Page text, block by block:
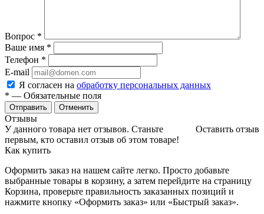
Вопрос *
Ваше имя *
Телефон *
E-mail
Я согласен на обработку персональных данных
* — Обязательные поля
Отменить
Отзывы
Оставить отзыв
У данного товара нет отзывов. Станьте
первым, кто оставил отзыв об этом товаре!
Как купить
Оформить заказ на нашем сайте легко. Просто добавьте
выбранные товары в корзину, а затем перейдите на страницу
Корзина, проверьте правильность заказанных позиций и
нажмите кнопку «Оформить заказ» или «Быстрый заказ».